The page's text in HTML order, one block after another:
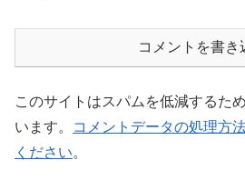
コメントを書き
このサイトはスパムを低減するた
います。
コメントデータの処理方
ください。